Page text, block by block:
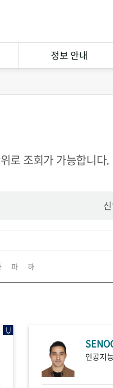
정보 안내
Management
로 조회가 가능합니다.
파 하
U
인공지